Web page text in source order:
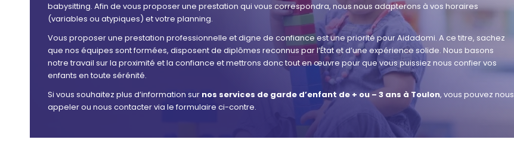
babysitting. Afin de vous proposer une prestation qui vous correspondra, nous nous adapterons à vos horaires
(variables ou atypiques) et votre planning.
Vous proposer une prestation professionnelle et digne de confiance est une priorité pour Aidadomi. A ce titre, sachez
que nos équipes sont formées, disposent de diplômes reconnus par l’État et d’une expérience solide. Nous basons
notre travail sur la proximité et la confiance et mettrons donc tout en œuvre pour que vous puissiez nous confier vos
enfants en toute sérénité.
Si vous souhaitez plus d’information sur nos services de garde d’enfant de + ou – 3 ans à Toulon, vous pouvez nous
appeler ou nous contacter via le formulaire ci-contre.